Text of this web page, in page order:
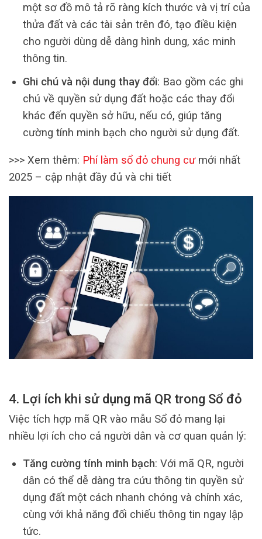
một sơ đồ mô tả rõ ràng kích thước và vị trí của
thửa đất và các tài sản trên đó, tạo điều kiện
cho người dùng dễ dàng hình dung, xác minh
thông tin.
Ghi chú và nội dung thay đổi: Bao gồm các ghi
chú về quyền sử dụng đất hoặc các thay đổi
khác đến quyền sở hữu, nếu có, giúp tăng
cường tính minh bạch cho người sử dụng đất.
>>> Xem thêm: Phí làm sổ đỏ chung cưmới nhất
2025 – cập nhật đầy đủ và chi tiết
4. Lợi ích khi sử dụng mã QR trong Sổ đỏ
Việc tích hợp mã QR vào mẫu Sổ đỏ mang lại
nhiều lợi ích cho cả người dân và cơ quan quản lý:
Tăng cường tính minh bạch: Với mã QR, người
dân có thể dễ dàng tra cứu thông tin quyền sử
dụng đất một cách nhanh chóng và chính xác,
cùng với khả năng đối chiếu thông tin ngay lập
tức.